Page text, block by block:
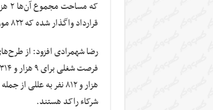
قرارداد واگذار شده که ۸۲۲ مورد آن با ۱۳ هزار و ۲۰۰ فرصت شغلی به بهره‌برداری رسیده است.
هزار و ۸۱۲ نفر به
شرکاء راکد هستند.